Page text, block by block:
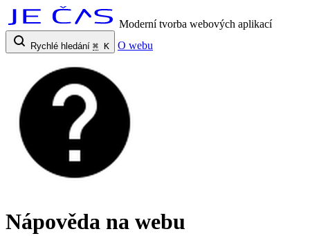
Moderní tvorba webových aplikací
Rychlé hledání ⌘ K O webu
Nápověda na webu